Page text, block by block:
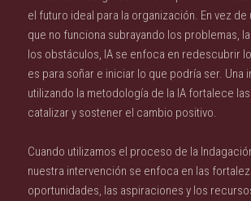
el futuro ideal para la organización. En vez de
que no funciona subrayando los problemas,
los obstáculos, IA se enfoca en redescubrir
es para soñar e iniciar lo que podría ser. Una
utilizando la metodología de la IA fortalece
catalizar y sostener el cambio positivo.
Cuando utilizamos el proceso de la
nuestra intervención se enfoca en las
oportunidades, las aspiraciones y los